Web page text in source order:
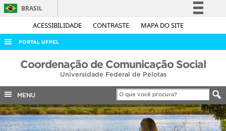
ACESSIBILIDADE CONTRASTE MAPA DO SITE
BRASIL
Simplifique!
Acesso à informação
Legislação
Canais
PORTAL UFPEL
ACESSO À INFORMAÇÃO
COBALTO
CONCURSOS
EDITAIS
Coordenação de Comunicação Social
Universidade Federal de Pelotas
MENU